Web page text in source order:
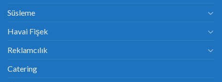
Süsleme
Havai Fişek
Reklamcılık
Catering